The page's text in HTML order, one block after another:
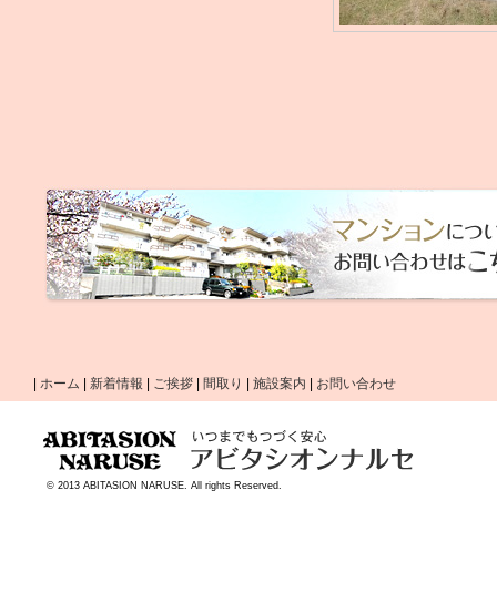
ホーム 新着情報 ご挨拶 間取り 施設案内 お問い合わせ
© 2013 ABITASION NARUSE. All rights Reserved.